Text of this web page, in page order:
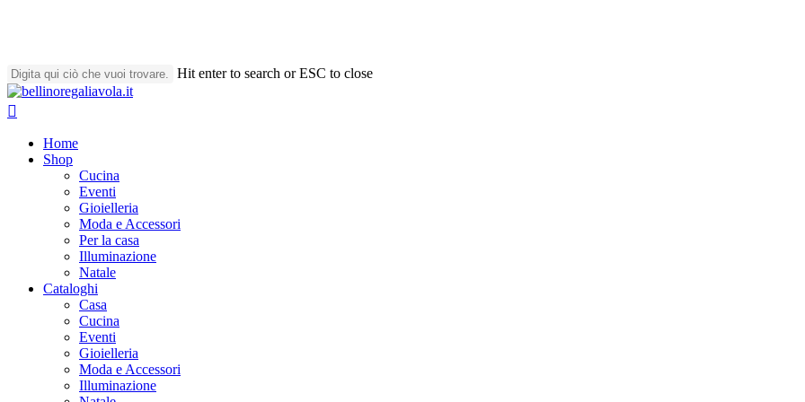
Hit enter to search or ESC to close
Close
Search
Home
Shop
Cucina
Eventi
Gioielleria
Moda e Accessori
Per la casa
Illuminazione
Natale
Cataloghi
Casa
Cucina
Eventi
Gioielleria
Moda e Accessori
Illuminazione